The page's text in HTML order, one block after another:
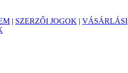
| SZERZŐI JOGOK | VÁSÁRLÁSI